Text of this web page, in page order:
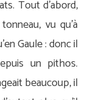
Tout d’abord,
vu qu’à
Gaule : donc il
un pithos.
beaucoup, il